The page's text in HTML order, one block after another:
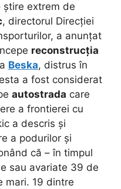
știre extrem de
, directorul Direcției
a anunțat
reconstrucția
Beska, distrus în
a fost considerat
autostrada care
a frontierei cu
a descris și
a podurilor și
că – în timpul
sau avariate 39 de
mari. 19 dintre